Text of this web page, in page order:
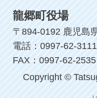
龍郷町役場
〒894-0192 鹿児島
電話：0997-62-3111
FAX：0997-62-2535
Copyright ©